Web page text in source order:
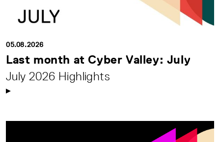
05.08.2026
Last month at Cyber Valley: July
July 2026 Highlights